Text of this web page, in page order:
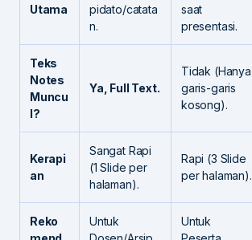
Utama
pidato/catata
n.
saat
presentasi.
Teks
Notes
Muncu
l?
Ya, Full Text.
Tidak (Hanya
garis-garis
kosong).
Kerapi
an
Sangat Rapi
(1 Slide per
halaman).
Rapi (3 Slide
per halaman).
Reko
Untuk
Untuk